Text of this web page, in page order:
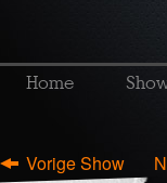
Home
Vorige Show